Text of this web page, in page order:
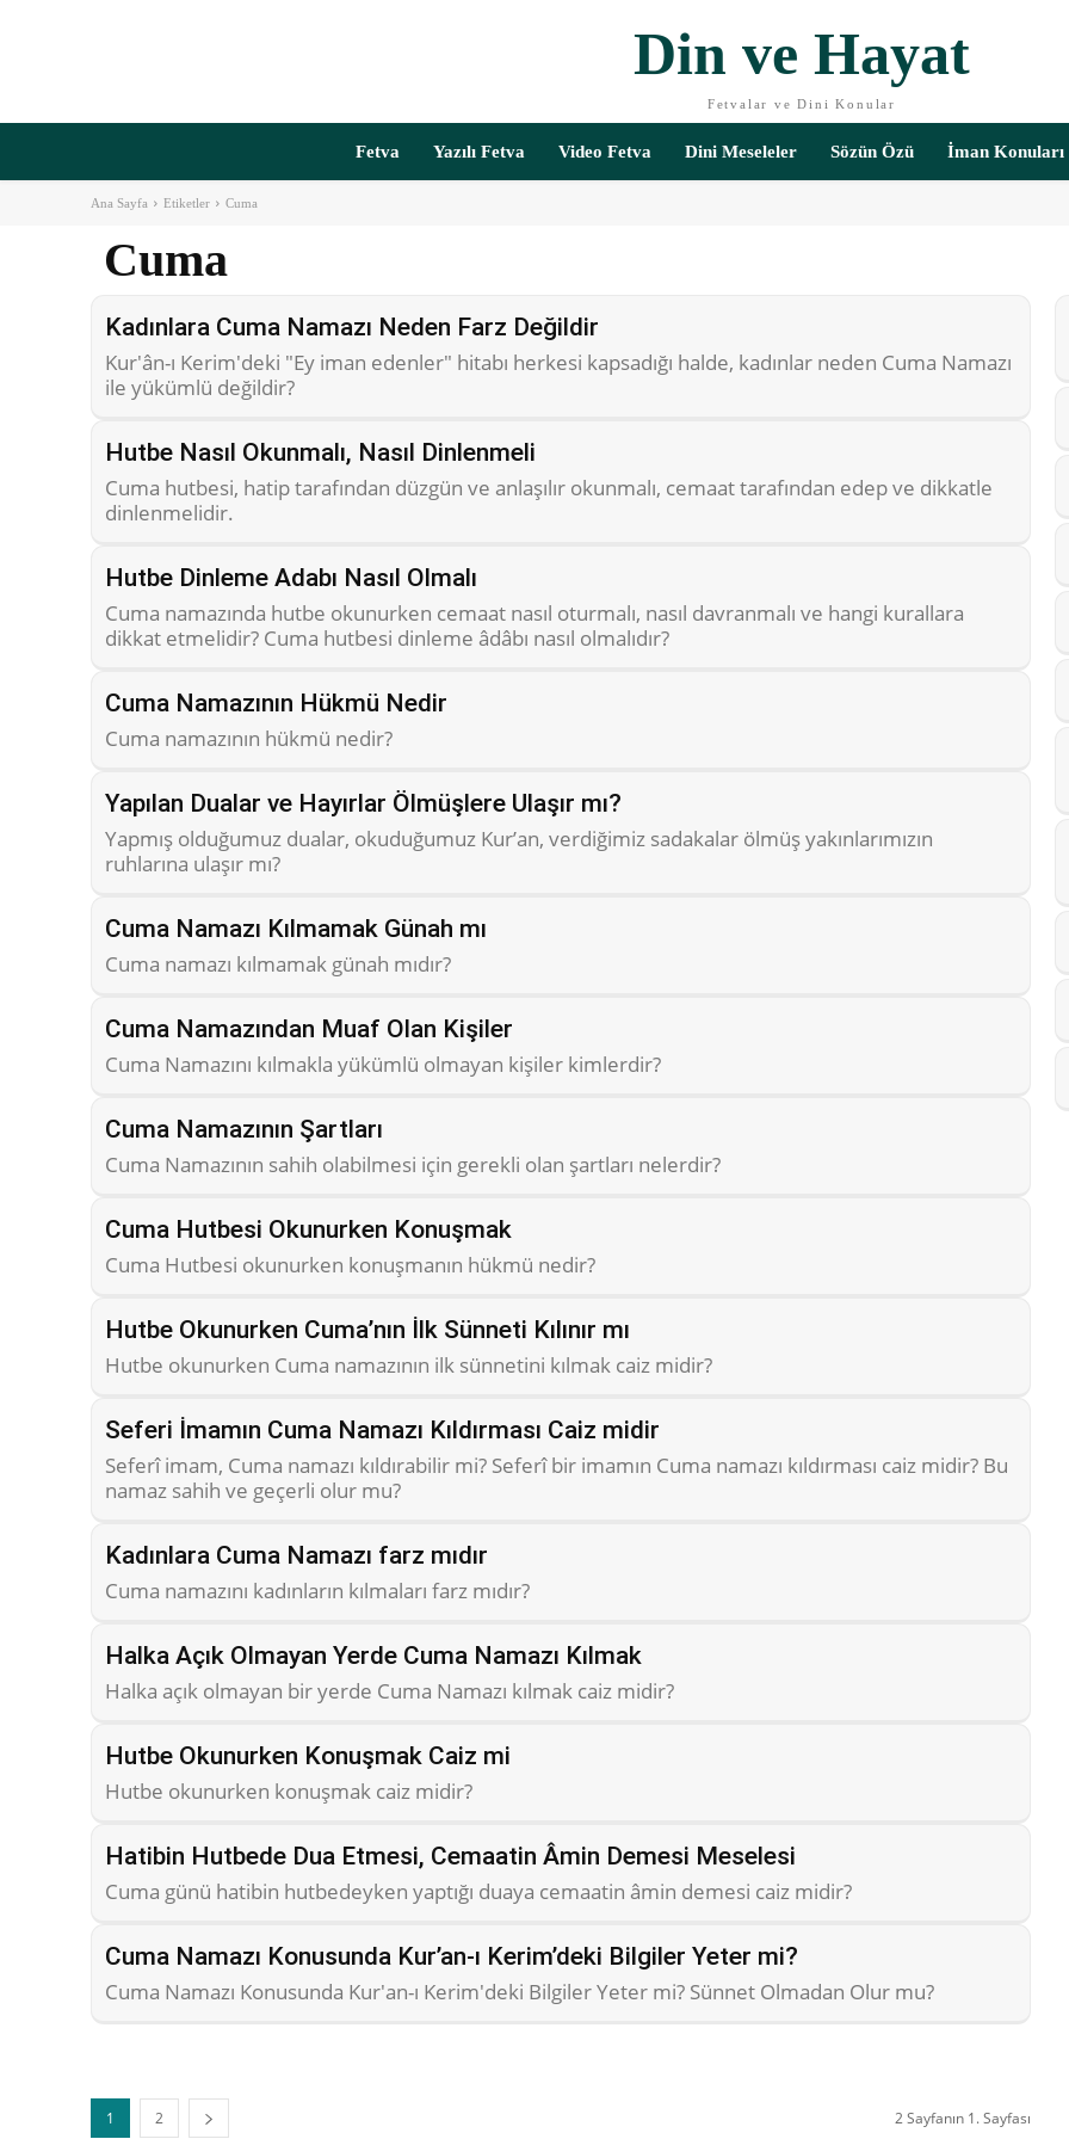
Din ve Hayat
Fetvalar ve Dini Konular
Fetva Yazılı Fetva Video Fetva Dini Meseleler Sözün Özü İman Konuları
Ana Sayfa Etiketler Cuma
Cuma
Kadınlara Cuma Namazı Neden Farz Değildir
Kur'ân-ı Kerim'deki "Ey iman edenler" hitabı herkesi kapsadığı halde, kadınlar neden Cuma Namazı
ile yükümlü değildir?
Hutbe Nasıl Okunmalı, Nasıl Dinlenmeli
Cuma hutbesi, hatip tarafından düzgün ve anlaşılır okunmalı, cemaat tarafından edep ve dikkatle
dinlenmelidir.
Hutbe Dinleme Adabı Nasıl Olmalı
Cuma namazında hutbe okunurken cemaat nasıl oturmalı, nasıl davranmalı ve hangi kurallara
dikkat etmelidir? Cuma hutbesi dinleme âdâbı nasıl olmalıdır?
Cuma Namazının Hükmü Nedir
Cuma namazının hükmü nedir?
Yapılan Dualar ve Hayırlar Ölmüşlere Ulaşır mı?
Yapmış olduğumuz dualar, okuduğumuz Kur’an, verdiğimiz sadakalar ölmüş yakınlarımızın
ruhlarına ulaşır mı?
Cuma Namazı Kılmamak Günah mı
Cuma namazı kılmamak günah mıdır?
Cuma Namazından Muaf Olan Kişiler
Cuma Namazını kılmakla yükümlü olmayan kişiler kimlerdir?
Cuma Namazının Şartları
Cuma Namazının sahih olabilmesi için gerekli olan şartları nelerdir?
Cuma Hutbesi Okunurken Konuşmak
Cuma Hutbesi okunurken konuşmanın hükmü nedir?
Hutbe Okunurken Cuma’nın İlk Sünneti Kılınır mı
Hutbe okunurken Cuma namazının ilk sünnetini kılmak caiz midir?
Seferi İmamın Cuma Namazı Kıldırması Caiz midir
Seferî imam, Cuma namazı kıldırabilir mi? Seferî bir imamın Cuma namazı kıldırması caiz midir? Bu
namaz sahih ve geçerli olur mu?
Kadınlara Cuma Namazı farz mıdır
Cuma namazını kadınların kılmaları farz mıdır?
Halka Açık Olmayan Yerde Cuma Namazı Kılmak
Halka açık olmayan bir yerde Cuma Namazı kılmak caiz midir?
Hutbe Okunurken Konuşmak Caiz mi
Hutbe okunurken konuşmak caiz midir?
Hatibin Hutbede Dua Etmesi, Cemaatin Âmin Demesi Meselesi
Cuma günü hatibin hutbedeyken yaptığı duaya cemaatin âmin demesi caiz midir?
Cuma Namazı Konusunda Kur’an-ı Kerim’deki Bilgiler Yeter mi?
Cuma Namazı Konusunda Kur'an-ı Kerim'deki Bilgiler Yeter mi? Sünnet Olmadan Olur mu?
1 2 2 Sayfanın 1. Sayfası